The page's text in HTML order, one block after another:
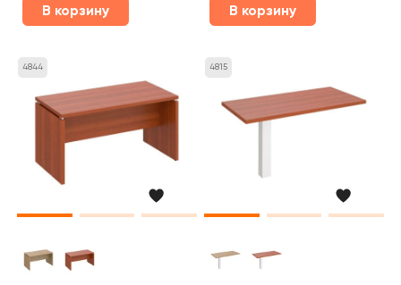
В корзину В корзину
4844 4815